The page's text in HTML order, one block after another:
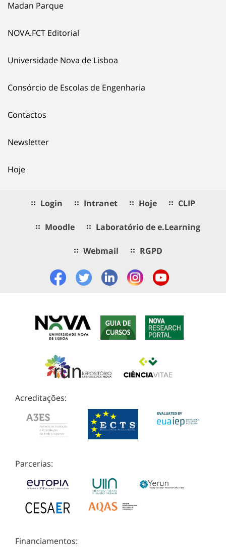
Madan Parque
NOVA.FCT Editorial
Universidade Nova de Lisboa
Consórcio de Escolas de Engenharia
Contactos
Newsletter
Hoje
Login Intranet Hoje CLIP
Moodle Laboratório de e.Learning
Webmail RGPD
Acreditações:
Parcerias:
Financiamentos: